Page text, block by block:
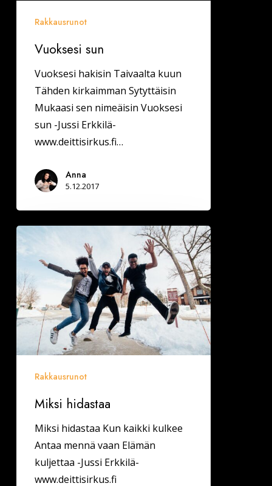
Rakkausrunot
Vuoksesi sun
Vuoksesi hakisin Taivaalta kuun
Tähden kirkaimman Sytyttäisin
Mukaasi sen nimeäisin Vuoksesi
sun -Jussi Erkkilä-
www.deittisirkus.fi…
Anna
5.12.2017
Miksi
hidastaa
Rakkausrunot
Miksi hidastaa
Miksi hidastaa Kun kaikki kulkee
Antaa mennä vaan Elämän
kuljettaa -Jussi Erkkilä-
www.deittisirkus.fi